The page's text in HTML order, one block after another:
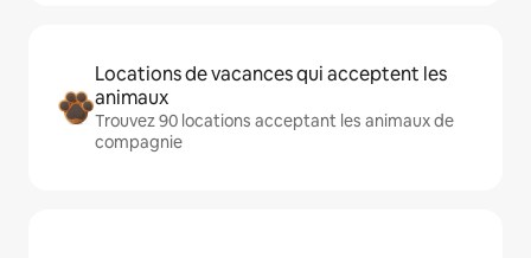
Locations de vacances qui acceptent les
animaux
Trouvez 90 locations acceptant les animaux de
compagnie